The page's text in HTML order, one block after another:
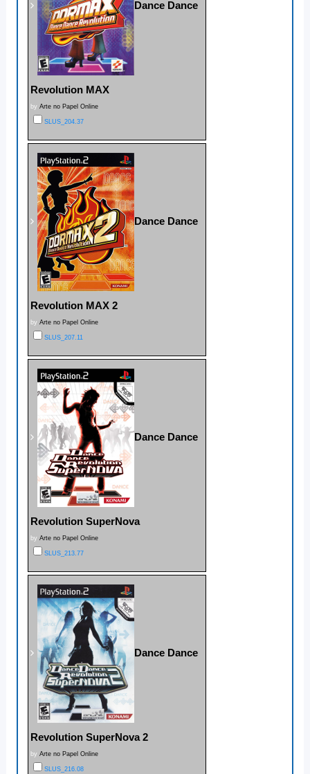
Dance Dance
Revolution MAX
by Arte no Papel Online
SLUS_204.37
Dance Dance
Revolution MAX 2
by Arte no Papel Online
SLUS_207.11
Dance Dance
Revolution SuperNova
by Arte no Papel Online
SLUS_213.77
Dance Dance
Revolution SuperNova 2
by Arte no Papel Online
SLUS_216.08